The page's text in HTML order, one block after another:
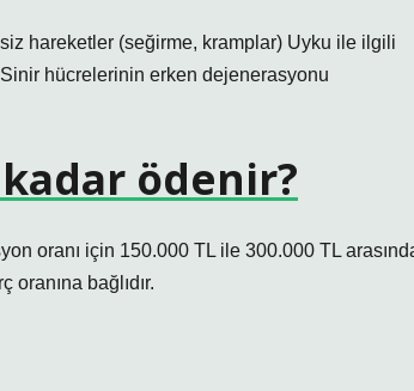
hareketler (seğirme, kramplar) Uyku ile ilgili
hücrelerinin erken dejenerasyonu
ödenir?
oranı için 150.000 TL ile 300.000 TL
oranına bağlıdır.